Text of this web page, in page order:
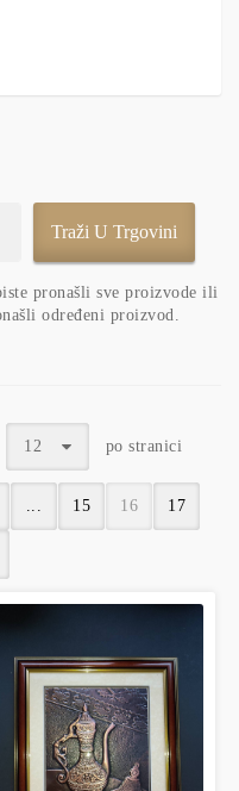
pronašli sve proizvode ili
određeni proizvod.
12 po stranici
... 15 16 17